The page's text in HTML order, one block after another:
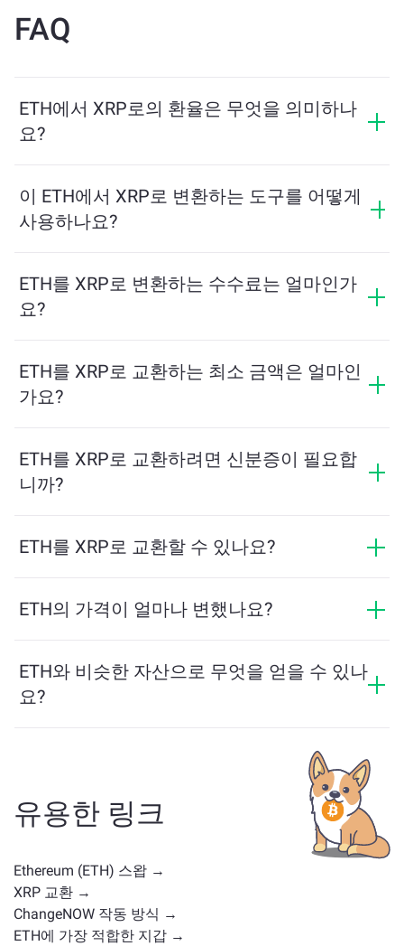
FAQ
ETH에서 XRP로의 환율은 무엇을 의미하나
요?
줍니다. 이 환율은 시장 상황, 수요와 공급, 그리고 유동성
에 따라 변동합니다.
이 ETH에서 XRP로 변환하는 도구를 어떻게
사용하나요?
수량을 계산해줍니다. 그런 다음, 안내에 따라 거래를 완
료하세요.
ETH를 XRP로 변환하는 수수료는 얼마인가
요?
라집니다. ChangeNOW는 숨겨진 수수료 없이 경쟁력 있
는 요금을 제공하며, 최종 금액은 거래를 확인하기 전에
표시됩니다.
ETH를 XRP로 교환하는 최소 금액은 얼마인
가요?
다. 플랫폼은 원활한 거래를 보장하기 위해 필요한 최소
금액을 자동으로 계산합니다. 그러나 대부분의 경우, 최
소 금액은 2달러 상당입니다.
ETH를 XRP로 교환하려면 신분증이 필요합
니까?
프로세스가 빠르고 익명입니다. 그러나 ChangeNOW Pro
세요!
ETH를 XRP로 교환할 수 있나요?
교환할 수 있습니다. 또한 ChangeNOW는 멀티체인 브리
ETH의 가격이 얼마나 변했나요?
니다.
ETH와 비슷한 자산으로 무엇을 얻을 수 있나
요?
테이블코인, 유틸리티 토큰, 거버넌스 코인 또는 다른 유
형일 수 있습니다. 일반적인 대안으로는 유사한 사용 사
례나 시장 위치를 가진 다른 암호화폐가 포함됩니다.주
요 거래 페이지에서 교환 가능한 모든 자산을 확인하세
유용한 링크
Ethereum (ETH) 스왑 →
XRP 교환 →
ChangeNOW 작동 방식 →
ETH에 가장 적합한 지갑 →